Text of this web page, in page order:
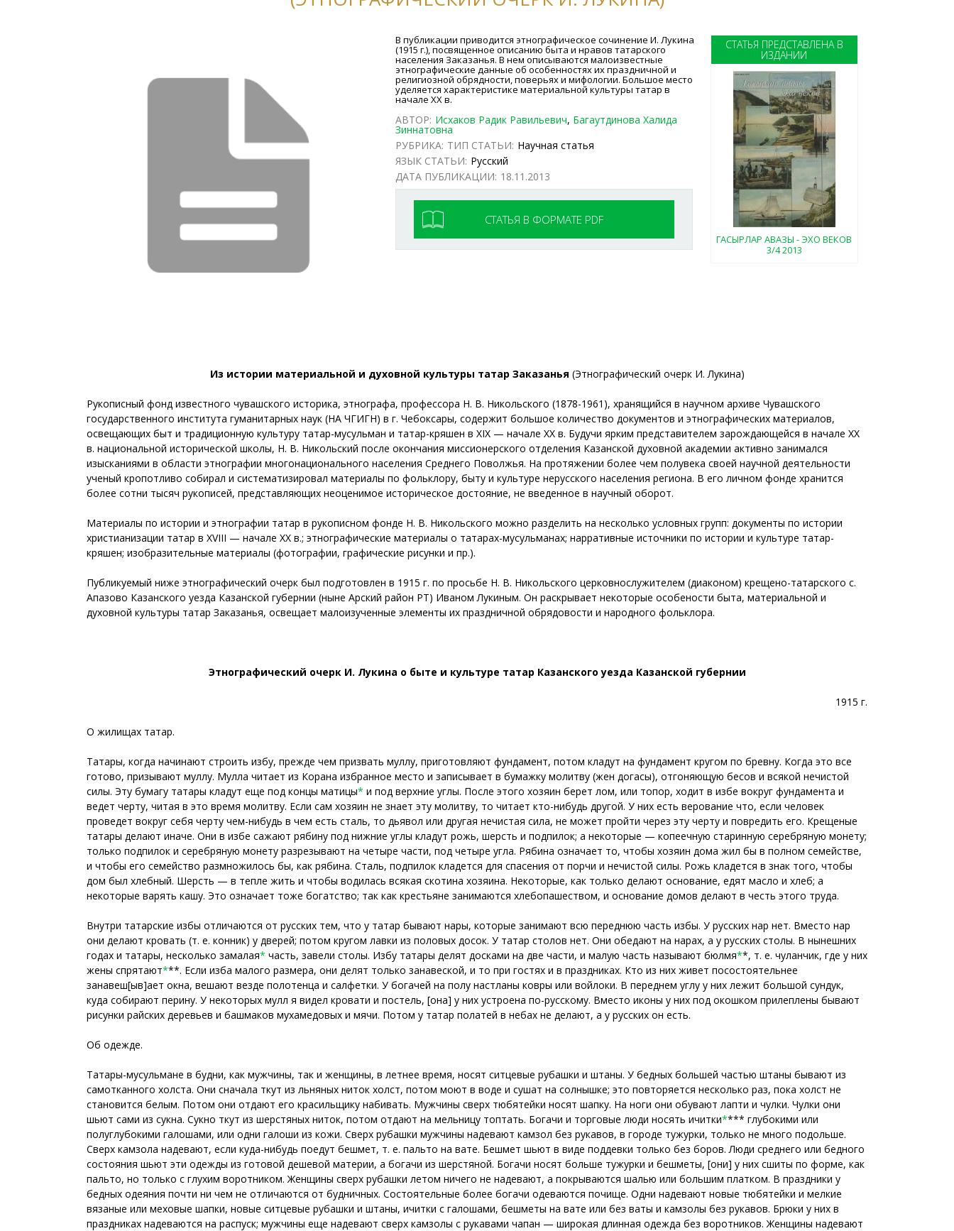
В публикации приводится этнографическое сочинение И. Лукина
(1915 г.), посвященное описанию быта и нравов татарского
населения Заказанья. В нем описываются малоизвестные
этнографические данные об особенностях их праздничной и
религиозной обрядности, поверьях и мифологии. Большое место
уделяется характеристике материальной культуры татар в
начале ХХ в.
АВТОР: Исхаков Радик Равильевич, Багаутдинова Халида
Зиннатовна
РУБРИКА: ТИП СТАТЬИ: Научная статья
ЯЗЫК СТАТЬИ: Русский
ДАТА ПУБЛИКАЦИИ: 18.11.2013
СТАТЬЯ В ФОРМАТЕ PDF
СТАТЬЯ ПРЕДСТАВЛЕНА В
ИЗДАНИИ
ГАСЫРЛАР АВАЗЫ - ЭХО ВЕКОВ
3/4 2013
Из истории материальной и духовной культуры татар Заказанья (Этнографический очерк И. Лукина)
Рукописный фонд известного чувашского историка, этнографа, профессора Н. В. Никольского (1878-1961), хранящийся в научном архиве Чувашского
государственного института гуманитарных наук (НА ЧГИГН) в г. Чебоксары, содержит большое количество документов и этнографических материалов,
освещающих быт и традиционную культуру татар-мусульман и татар-кряшен в XIX — начале ХХ в. Будучи ярким представителем зарождающейся в начале ХХ
в. национальной исторической школы, Н. В. Никольский после окончания миссионерского отделения Казанской духовной академии активно занимался
изысканиями в области этнографии многонационального населения Среднего Поволжья. На протяжении более чем полувека своей научной деятельности
ученый кропотливо собирал и систематизировал материалы по фольклору, быту и культуре нерусского населения региона. В его личном фонде хранится
более сотни тысяч рукописей, представляющих неоценимое историческое достояние, не введенное в научный оборот.
Материалы по истории и этнографии татар в рукописном фонде Н. В. Никольского можно разделить на несколько условных групп: документы по истории
христианизации татар в XVIII — начале ХХ в.; этнографические материалы о татарах-мусульманах; нарративные источники по истории и культуре татар-
кряшен; изобразительные материалы (фотографии, графические рисунки и пр.).
Публикуемый ниже этнографический очерк был подготовлен в 1915 г. по просьбе Н. В. Никольского церковнослужителем (диаконом) крещено-татарского с.
Апазово Казанского уезда Казанской губернии (ныне Арский район РТ) Иваном Лукиным. Он раскрывает некоторые особености быта, материальной и
духовной культуры татар Заказанья, освещает малоизученные элементы их праздничной обрядовости и народного фольклора.
Этнографический очерк И. Лукина о быте и культуре татар Казанского уезда Казанской губернии
1915 г.
О жилищах татар.
Татары, когда начинают строить избу, прежде чем призвать муллу, приготовляют фундамент, потом кладут на фундамент кругом по бревну. Когда это все
готово, призывают муллу. Мулла читает из Корана избранное место и записывает в бумажку молитву (жен догасы), отгоняющую бесов и всякой нечистой
силы. Эту бумагу татары кладут еще под концы матицы* и под верхние углы. После этого хозяин берет лом, или топор, ходит в избе вокруг фундамента и
ведет черту, читая в это время молитву. Если сам хозяин не знает эту молитву, то читает кто-нибудь другой. У них есть верование что, если человек
проведет вокруг себя черту чем-нибудь в чем есть сталь, то дьявол или другая нечистая сила, не может пройти через эту черту и повредить его. Крещеные
татары делают иначе. Они в избе сажают рябину под нижние углы кладут рожь, шерсть и подпилок; а некоторые — копеечную старинную серебряную монету;
только подпилок и серебряную монету разрезывают на четыре части, под четыре угла. Рябина означает то, чтобы хозяин дома жил бы в полном семействе,
и чтобы его семейство размножилось бы, как рябина. Сталь, подпилок кладется для спасения от порчи и нечистой силы. Рожь кладется в знак того, чтобы
дом был хлебный. Шерсть — в тепле жить и чтобы водилась всякая скотина хозяина. Некоторые, как только делают основание, едят масло и хлеб; а
некоторые варять кашу. Это означает тоже богатство; так как крестьяне занимаются хлебопашеством, и основание домов делают в честь этого труда.
Внутри татарские избы отличаются от русских тем, что у татар бывают нары, которые занимают всю переднюю часть избы. У русских нар нет. Вместо нар
они делают кровать (т. е. конник) у дверей; потом кругом лавки из половых досок. У татар столов нет. Они обедают на нарах, а у русских столы. В нынешних
годах и татары, несколько замалая* часть, завели столы. Избу татары делят досками на две части, и малую часть называют бюлмя**, т. е. чуланчик, где у них
жены спрятают***. Если изба малого размера, они делят только занавеской, и то при гостях и в праздниках. Кто из них живет посостоятельнее
занавеш[ыв]ает окна, вешают везде полотенца и салфетки. У богачей на полу настланы ковры или войлоки. В переднем углу у них лежит большой сундук,
куда собирают перину. У некоторых мулл я видел кровати и постель, [она] у них устроена по-русскому. Вместо иконы у них под окошком прилеплены бывают
рисунки райских деревьев и башмаков мухамедовых и мячи. Потом у татар полатей в небах не делают, а у русских он есть.
Об одежде.
Татары-мусульмане в будни, как мужчины, так и женщины, в летнее время, носят ситцевые рубашки и штаны. У бедных большей частью штаны бывают из
самотканного холста. Они сначала ткут из льняных ниток холст, потом моют в воде и сушат на солнышке; это повторяется несколько раз, пока холст не
становится белым. Потом они отдают его красильщику набивать. Мужчины сверх тюбятейки носят шапку. На ноги они обувают лапти и чулки. Чулки они
шьют сами из сукна. Сукно ткут из шерстяных ниток, потом отдают на мельницу топтать. Богачи и торговые люди носять ичитки**** глубокими или
полуглубокими галошами, или одни галоши из кожи. Сверх рубашки мужчины надевают камзол без рукавов, в городе тужурки, только не много подольше.
Сверх камзола надевают, если куда-нибудь поедут бешмет, т. е. пальто на вате. Бешмет шьют в виде поддевки только без боров. Люди среднего или бедного
состояния шьют эти одежды из готовой дешевой материи, а богачи из шерстяной. Богачи носят больше тужурки и бешметы, [они] у них сшиты по форме, как
пальто, но только с глухим воротником. Женщины сверх рубашки летом ничего не надевают, а покрываются шалью или большим платком. В праздники у
бедных одеяния почти ни чем не отличаются от будничных. Состоятельные более богачи одеваются почище. Одни надевают новые тюбятейки и мелкие
вязаные или меховые шапки, новые ситцевые рубашки и штаны, ичитки с галошами, бешметы на вате или без ваты и камзолы без рукавов. Брюки у них в
праздниках надеваются на распуск; мужчины еще надевают сверх камзолы с рукавами чапан — широкая длинная одежда без воротников. Женщины надевают